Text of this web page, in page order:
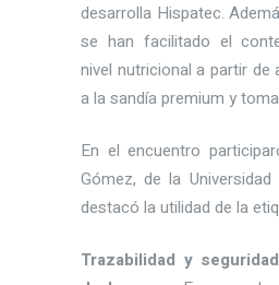
desarrolla Hispatec.
se han facilitado el
nivel nutricional a partir de
a la sandía premium y
En el encuentro
Gómez, de la
destacó la utilidad de la
Trazabilidad y